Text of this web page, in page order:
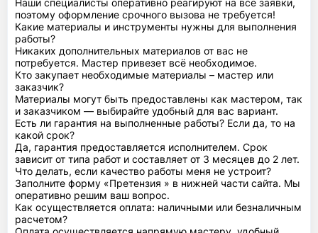
поэтому оформление срочного вызова не требуется!
Какие материалы и инструменты нужны для выполнения
работы?
Никаких дополнительных материалов от вас не
потребуется. Мастер привезет всё необходимое.
Кто закупает необходимые материалы – мастер или
заказчик?
Материалы могут быть предоставлены как мастером, так
и заказчиком — выбирайте удобный для вас вариант.
Есть ли гарантия на выполненные работы? Если да, то на
какой срок?
Да, гарантия предоставляется исполнителем. Срок
зависит от типа работ и составляет от 3 месяцев до 2 лет.
Что делать, если качество работы меня не устроит?
Заполните форму «Претензия » в нижней части сайта. Мы
оперативно решим ваш вопрос.
Как осуществляется оплата: наличными или безналичным
расчетом?